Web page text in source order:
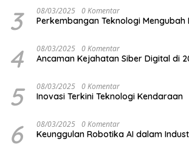
3 08/03/2025 0 Komentar
Perkembangan Teknologi Mengubah
4 08/03/2025 0 Komentar
Ancaman Kejahatan Siber Digital di
5 08/03/2025 0 Komentar
Inovasi Terkini Teknologi Kendaraan
6 08/03/2025 0 Komentar
Keunggulan Robotika AI dalam